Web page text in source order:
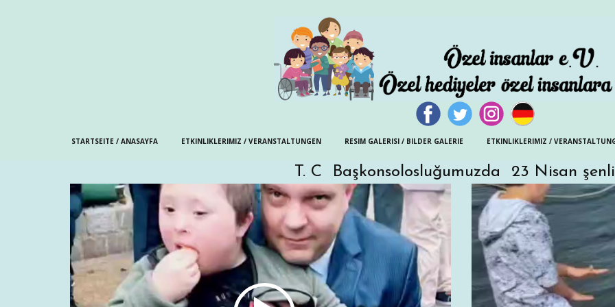
STARTSEITE / ANASAYFA ETKINLIKLERIMIZ / VERANSTALTUNGEN RESIM GALERISI / BILDER GALERIE ETKINLIKLERIMIZ /
T. C Başkonsolosluğumuzda 23 Nisan